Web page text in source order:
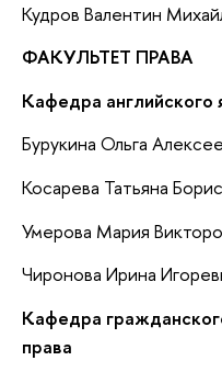
Кудров Валентин
ФАКУЛЬТЕТ ПРАВА
Кафедра английского
Бурукина Ольга
Косарева Татьяна
Умерова Мария
Чиронова Ирина
Кафедра
права